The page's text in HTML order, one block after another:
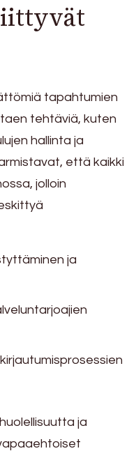
tapahtumien
tehtäviä, kuten
hallinta ja
että kaikki
jolloin
ja
ja